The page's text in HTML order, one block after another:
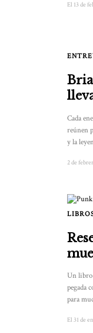
El 13 de
Cada
reúnen
y la
2 de
Un libro
pegada
para
El 31 de